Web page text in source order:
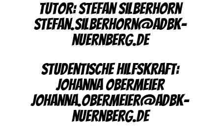
Tutor: Stefan Silberhorn
stefan.silberhorn@adbk-
nuernberg.de
Studentische Hilfskraft:
Johanna Obermeier
johanna.obermeier@adbk-
nuernberg.de